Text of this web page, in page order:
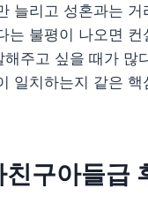
늘리고 성혼과는
는 불평이 나오면
주고 싶을 때가 많
일치하는지 같은
구아들급